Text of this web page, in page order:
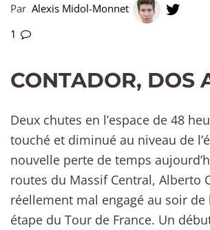
Par Alexis Midol-Monnet
1
CONTADOR, DOS
Deux chutes en l’espace de 48
touché et diminué au niveau de
nouvelle perte de temps
routes du Massif Central, Alberto
réellement mal engagé au soir
étape du Tour de France. Un